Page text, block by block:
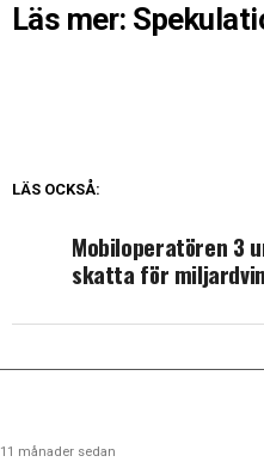
Läs mer:
LÄS OCKSÅ:
Mobiloperatören 3
skatta för
11 månader sedan